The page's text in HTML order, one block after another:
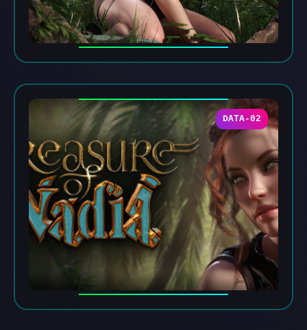
DATA-02